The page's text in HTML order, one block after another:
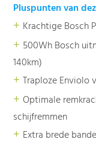
Pluspunten van
+ Krachtige Bosch
+ 500Wh Bosch
140km)
+Traploze Enviolo
+Optimale
schijfremmen
+ Extra brede